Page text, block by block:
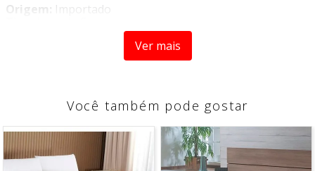
Origem:
Importado
- Trama em 600 fios
- Lençol de baixo com elástico
COMPOSIÇÃO
- 100% Algodão
Ver mais
Você também pode gostar